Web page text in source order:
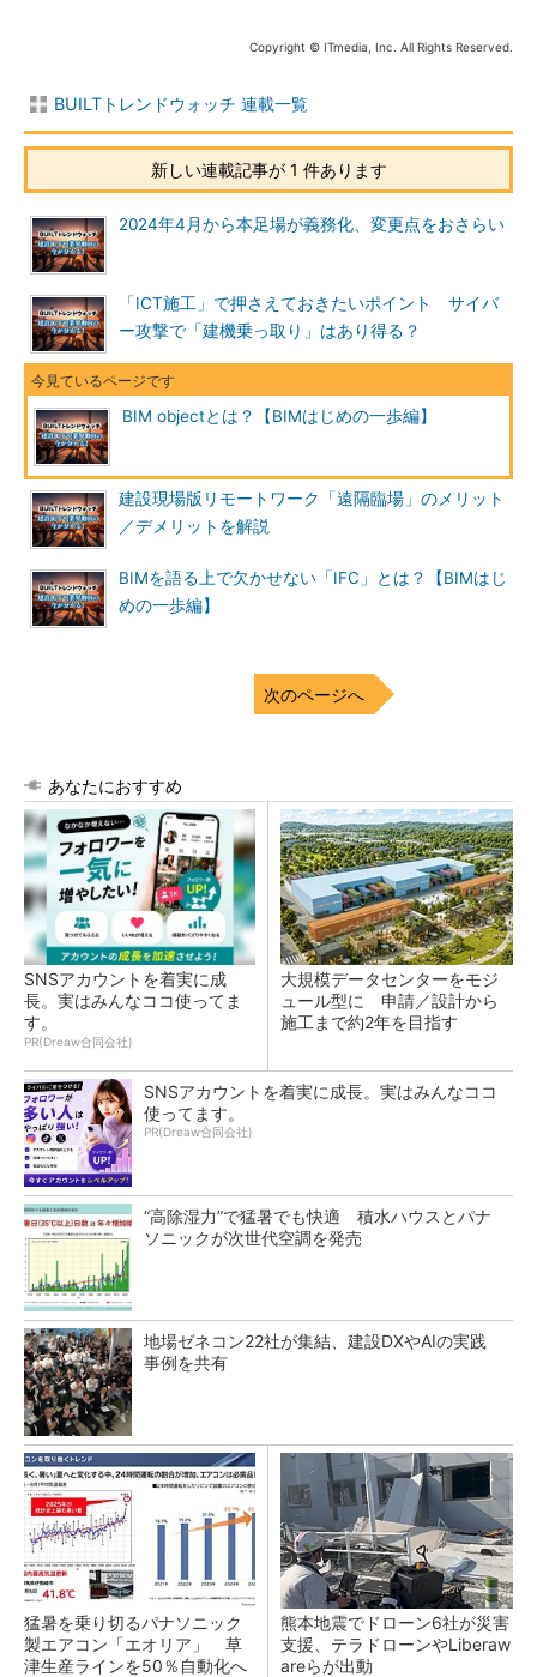
Copyright © ITmedia, Inc. All Rights Reserved.
BUILTトレンドウォッチ 連載一覧
新しい連載記事が 1 件あります
2024年4月から本足場が義務化、変更点をおさらい
「ICT施工」で押さえておきたいポイント サイバ
ー攻撃で「建機乗っ取り」はあり得る？
BIM objectとは？【BIMはじめの一歩編】
建設現場版リモートワーク「遠隔臨場」のメリット
／デメリットを解説
BIMを語る上で欠かせない「IFC」とは？【BIMはじ
めの一歩編】
次のページへ
あなたにおすすめ
SNSアカウントを着実に成
長。実はみんなココ使ってま
す。
PR(Dreaw合同会社)
大規模データセンターをモジ
ュール型に 申請／設計から
施工まで約2年を目指す
SNSアカウントを着実に成長。実はみんなココ
使ってます。
PR(Dreaw合同会社)
“高除湿力”で猛暑でも快適 積水ハウスとパナ
ソニックが次世代空調を発売
地場ゼネコン22社が集結、建設DXやAIの実践
事例を共有
猛暑を乗り切るパナソニック
製エアコン「エオリア」 草
津生産ラインを50％自動化へ
熊本地震でドローン6社が災害
支援、テラドローンやLiberaw
areらが出動